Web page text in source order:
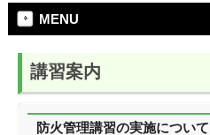
MENU
講習案内
防火管理講習の実施につい